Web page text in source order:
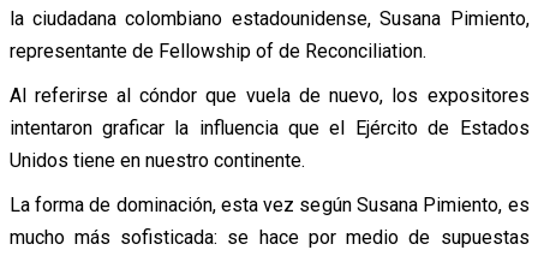
la ciudadana colombiano estadounidense, Susana Pimiento,
representante de Fellowship of de Reconciliation.
Al referirse al cóndor que vuela de nuevo, los expositores
intentaron graficar la influencia que el Ejército de Estados
Unidos tiene en nuestro continente.
La forma de dominación, esta vez según Susana Pimiento, es
mucho más sofisticada: se hace por medio de supuestas